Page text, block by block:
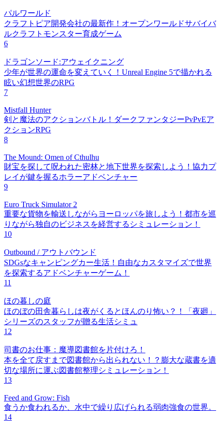
パルワールド
クラフトピア開発会社の最新作！オープンワールドサバイバ
ルクラフトモンスター育成ゲーム
6
ドラゴンソード:アウェイクニング
少年が世界の運命を変えていく！Unreal Engine 5で描かれる
眩い幻想世界のRPG
7
Mistfall Hunter
剣と魔法のアクションバトル！ダークファンタジーPvPvEア
クションRPG
8
The Mound: Omen of Cthulhu
財宝を探して呪われた密林と地下世界を探索しよう！協力プ
レイが鍵を握るホラーアドベンチャー
9
Euro Truck Simulator 2
重要な貨物を輸送しながらヨーロッパを旅しよう！都市を巡
りながら独自のビジネスを経営するシミュレーション！
10
Outbound / アウトバウンド
SDGsなキャンピングカー生活！自由なカスタマイズで世界
を探索するアドベンチャーゲーム！
11
ほの暮しの庭
ほのぼの田舎暮らしは夜がくるとほんのり怖い？！「夜廻」
シリーズのスタッフが贈る生活シミュ
12
司書のお仕事：魔導図書館を片付けろ！
本を全て戻すまで図書館から出られない！？膨大な蔵書を適
切な場所に運ぶ図書館整理シミュレーション！
13
Feed and Grow: Fish
食うか食われるか、水中で繰り広げられる弱肉強食の世界。
14